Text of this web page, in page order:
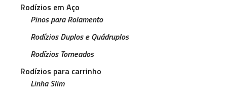
Rodízios em Aço
Pinos para Rolamento
Rodízios Duplos e Quádruplos
Rodízios Torneados
Rodízios para carrinho
Linha Slim